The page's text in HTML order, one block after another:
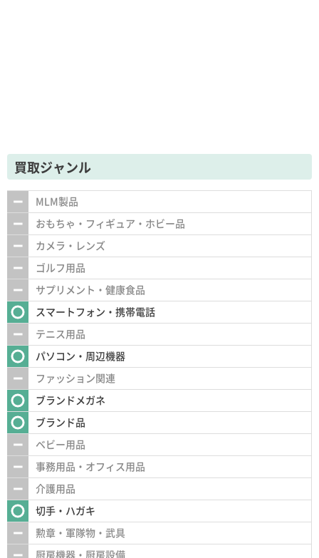
買取ジャンル
MLM製品
おもちゃ・フィギュア・ホビー品
カメラ・レンズ
ゴルフ用品
サプリメント・健康食品
スマートフォン・携帯電話
テニス用品
パソコン・周辺機器
ファッション関連
ブランドメガネ
ブランド品
ベビー用品
事務用品・オフィス用品
介護用品
切手・ハガキ
勲章・軍隊物・武具
厨房機器・厨房設備